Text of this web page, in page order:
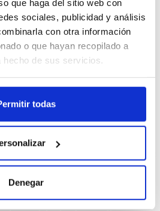
que haga del sitio web con
sociales, publicidad y análisis
con otra información
o que hayan recopilado a
hecho de sus servicios.
todas
Denegar
Registrar-me